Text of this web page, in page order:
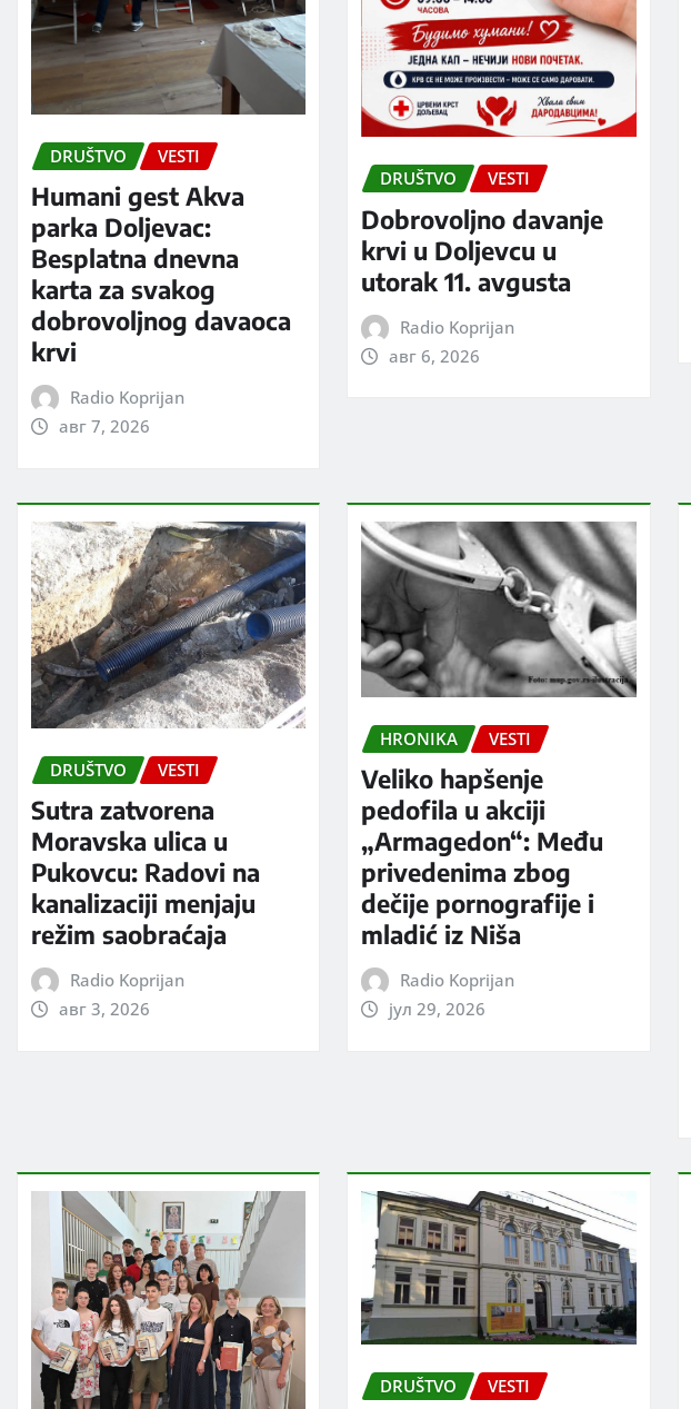
DRUŠTVO VESTI
Humani gest Akva
parka Doljevac:
Besplatna dnevna
karta za svakog
dobrovoljnog davaoca
krvi
Radio Koprijan
авг 7, 2026
DRUŠTVO VESTI
Dobrovoljno davanje
krvi u Doljevcu u
utorak 11. avgusta
Radio Koprijan
авг 6, 2026
DRUŠTVO VESTI
Sutra zatvorena
Moravska ulica u
Pukovcu: Radovi na
kanalizaciji menjaju
režim saobraćaja
Radio Koprijan
авг 3, 2026
HRONIKA VESTI
Veliko hapšenje
pedofila u akciji
„Armagedon“: Među
privedenima zbog
dečije pornografije i
mladić iz Niša
Radio Koprijan
јул 29, 2026
DRUŠTVO VESTI